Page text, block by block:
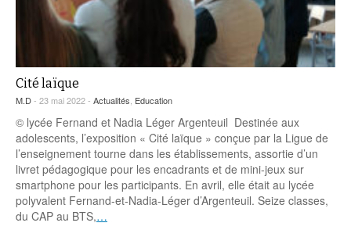
Cité laïque
M.D- 23 mai 2022 - Actualités, Education
© lycée Fernand et Nadia Léger Argenteuil Destinée aux
adolescents, l’exposition « Cité laïque » conçue par la Ligue de
l’enseignement tourne dans les établissements, assortie d’un
livret pédagogique pour les encadrants et de mini-jeux sur
smartphone pour les participants. En avril, elle était au lycée
polyvalent Fernand-et-Nadia-Léger d’Argenteuil. Seize classes,
du CAP au BTS,…